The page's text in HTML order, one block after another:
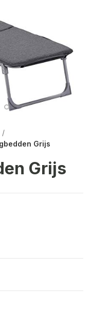
Grijs
Grijs